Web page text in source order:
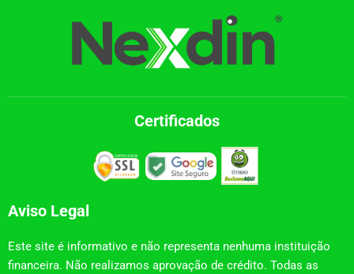
Certificados
Aviso Legal
Este site é informativo e não representa nenhuma instituição
financeira. Não realizamos aprovação de crédito. Todas as